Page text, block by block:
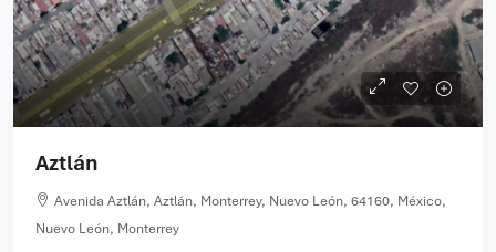
Aztlán
Avenida Aztlán, Aztlán, Monterrey, Nuevo León, 64160, México,
Nuevo León, Monterrey